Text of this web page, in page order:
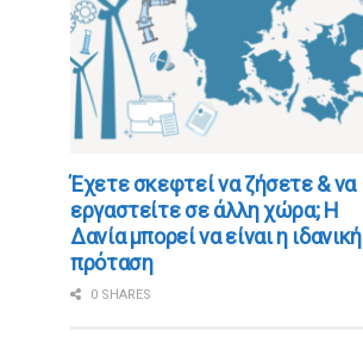
​​Έχετε σκεφτεί να ζήσετε & να
εργαστείτε σε άλλη χώρα; Η
Δανία μπορεί να είναι η ιδανική
πρόταση
0 SHARES